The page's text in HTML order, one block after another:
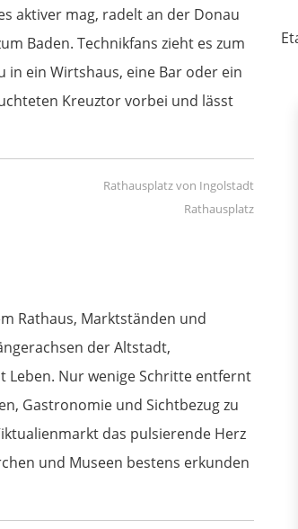
aktiver mag, radelt an der Donau
Baden. Technikfans zieht es zum
ein Wirtshaus, eine Bar oder ein
Kreuztor vorbei und lässt
Rathausplatz
Rathaus, Marktständen und
der Altstadt,
Leben. Nur wenige Schritte entfernt
Gastronomie und Sichtbezug zu
das pulsierende Herz
und Museen bestens erkunden